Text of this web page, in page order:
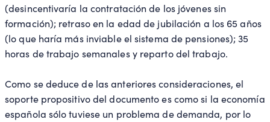
(desincentivaría la contratación de los jóvenes sin
formación); retraso en la edad de jubilación a los 65 años
(lo que haría más inviable el sistema de pensiones); 35
horas de trabajo semanales y reparto del trabajo.
Como se deduce de las anteriores consideraciones, el
soporte propositivo del documento es como si la economía
española sólo tuviese un problema de demanda, por lo